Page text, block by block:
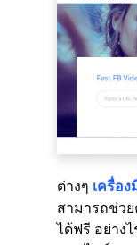
ต่างๆ เครื่อ
สามารถช่ว
ได้ฟรี อย่าง